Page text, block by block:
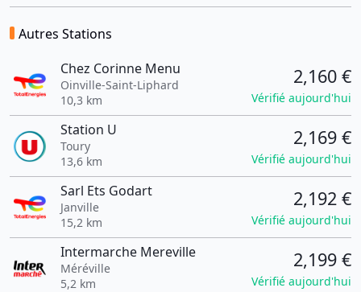
Autres Stations
Chez Corinne Menu
Oinville-Saint-Liphard
10,3 km
2,160 €
Vérifié aujourd'hui
Station U
Toury
13,6 km
2,169 €
Vérifié aujourd'hui
Sarl Ets Godart
Janville
15,2 km
2,192 €
Vérifié aujourd'hui
Intermarche Mereville
Méréville
5,2 km
2,199 €
Vérifié aujourd'hui